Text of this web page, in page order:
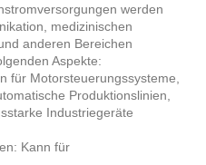
werden
medizinischen
anderen Bereichen
Aspekte:
für Motorsteuerungssysteme,
Produktionslinien,
Industriegeräte
Kann für